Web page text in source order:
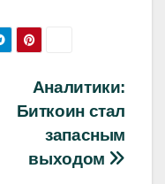
Аналитики:
Биткоин стал
запасным
выходом